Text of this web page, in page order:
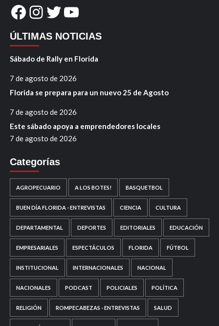
Facebook
Instagram
Twitter
YouTube
ÚLTIMAS NOTICIAS
Sábado de Rally en Florida
7 de agosto de 2026
Florida se prepara para un nuevo 25 de Agosto
7 de agosto de 2026
Este sábado apoya a emprendedores locales
7 de agosto de 2026
Categorías
AGROPECUARIO A LOS BOTES! BASQUETBOL
BUEN DÍA FLORIDA - ENTREVISTAS CIENCIA CULTURA
DEPARTAMENTAL DEPORTES EDITORIALES EDUCACIÓN
EMPRESARIALES ESPECTÁCULOS FLORIDA FÚTBOL
INSTITUCIONAL INTERNACIONALES NACIONAL
NACIONALES PODCAST POLICIALES POLÍTICA
RELIGIÓN ROMPECABEZAS - ENTREVISTAS SALUD